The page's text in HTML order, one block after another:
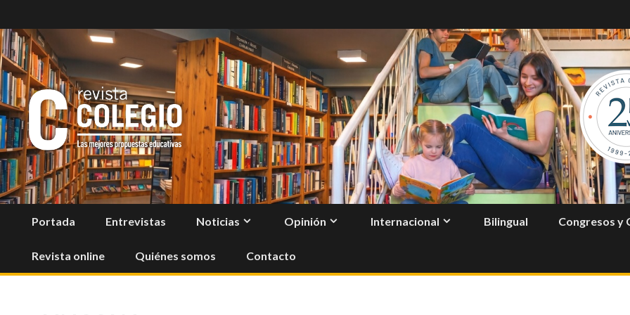
to
content
Portada Entrevistas Noticias Opinión Internacional Bilingual Congresos y
Revista online Quiénes somos Contacto